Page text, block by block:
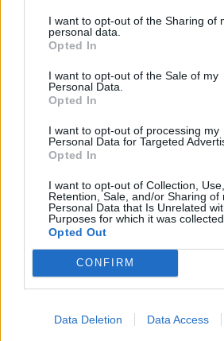
I want to opt-out of the Sharing of
personal data.
Opted In
I want to opt-out of the Sale of my
Personal Data.
Opted In
I want to opt-out of processing my
Personal Data for Targeted
Opted In
I want to opt-out of Collection, Use,
Retention, Sale, and/or Sharing of
Personal Data that Is Unrelated
Purposes for which it was collected.
Opted Out
CONFIRM
Data Deletion Data Access
Σχετικά Άρθρα
Η Τουρκία προκαλεί ξανά με